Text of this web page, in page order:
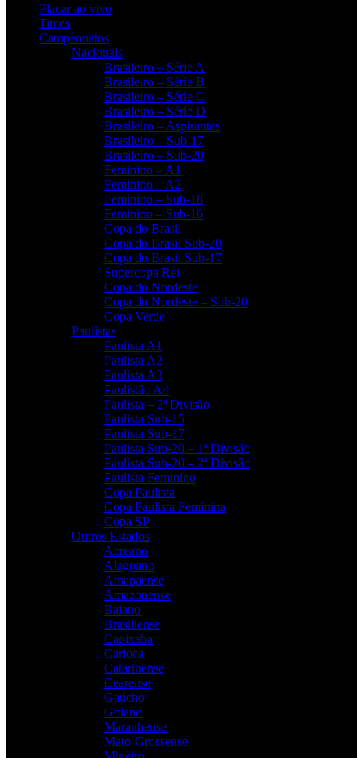
Placar ao vivo
Times
Campeonatos
Nacionais
Brasileiro – Série A
Brasileiro – Série B
Brasileiro – Série C
Brasileiro – Série D
Brasileiro – Aspirantes
Brasileiro – Sub-17
Brasileiro – Sub-20
Feminino – A1
Feminino – A2
Feminino – Sub-18
Feminino – Sub-16
Copa do Brasil
Copa do Brasil Sub-20
Copa do Brasil Sub-17
Supercopa Rei
Copa do Nordeste
Copa do Nordeste – Sub-20
Copa Verde
Paulistas
Paulista A1
Paulista A2
Paulista A3
Paulistão A4
Paulista – 2ª Divisão
Paulista Sub-15
Paulista Sub-17
Paulista Sub-20 – 1ª Divisão
Paulista Sub-20 – 2ª Divisão
Paulista Feminino
Copa Paulista
Copa Paulista Feminina
Copa SP
Outros Estados
Acreano
Alagoano
Amapaense
Amazonense
Baiano
Brasiliense
Capixaba
Carioca
Catarinense
Cearense
Gaúcho
Goiano
Maranhense
Mato-Grossense